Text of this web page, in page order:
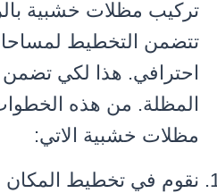
تركيب مظلات خشبية
تتضمن التخطيط
احترافي. هذا لكي تضمن
المظلة. من هذه
مظلات خشبية الاتي:
نقوم في تخطيط المكان